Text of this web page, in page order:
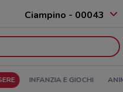
Ciampino - 00043
INFANZIA E GIOCHI